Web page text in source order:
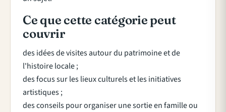
Ce que cette catégorie peut
couvrir
des idées de visites autour du patrimoine et de
l'histoire locale ;
des focus sur les lieux culturels et les initiatives
artistiques ;
des conseils pour organiser une sortie en famille ou